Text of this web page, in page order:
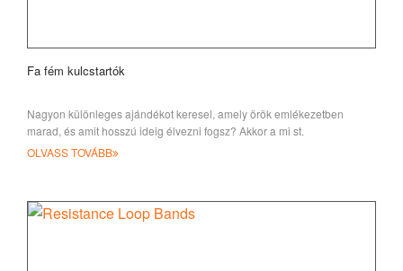
Fa fém kulcstartók
Nagyon különleges ajándékot keresel, amely örök emlékezetben
marad, és amit hosszú ideig élvezni fogsz? Akkor a mi st.
OLVASS TOVÁBB